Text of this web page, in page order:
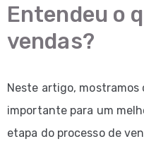
Entendeu o
vendas?
Neste artigo,
importante para um
etapa do processo de